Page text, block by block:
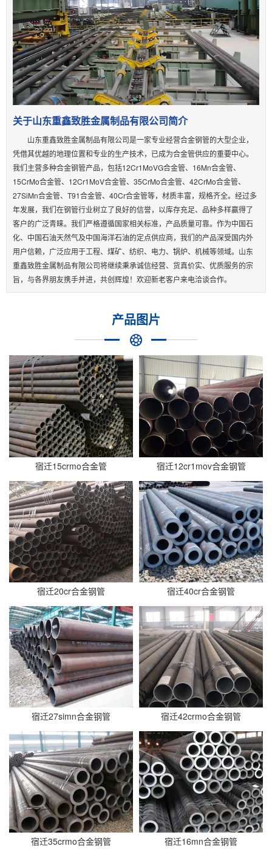
关于山东重鑫致胜金属制品有限公司简介
山东重鑫致胜金属制品有限公司是一家专业经营合金钢管的大型企业，
凭借其优越的地理位置和专业的生产技术，已成为合金管供应的重要中心。
我们主营多种合金钢管产品，包括12Cr1MoVG合金管、16Mn合金管、
15CrMo合金管、12Cr1MoV合金管、35CrMo合金管、42CrMo合金管、
27SiMn合金管、T91合金管、40Cr合金管等，材质丰富，规格齐全。经过多
年发展，我们在钢管行业树立了良好的信誉，以库存充足、品种多样赢得了
客户的广泛青睐。我们严格遵循国家相关标准，产品质量可靠。作为中国石
化、中国石油天然气及中国海洋石油的定点供应商，我们的产品深受国内外
用户信赖，广泛应用于工程、煤矿、纺织、电力、锅炉、机械等领域。山东
重鑫致胜金属制品有限公司将继续秉承诚信经营、货真价实、优质服务的宗
旨，与各界朋友携手并进，共创辉煌！欢迎新老客户来电洽谈合作。
产品图片
宿迁15crmo合金管 宿迁12cr1mov合金钢管
宿迁20cr合金钢管 宿迁40cr合金钢管
宿迁27simn合金钢管 宿迁42crmo合金钢管
宿迁35crmo合金钢管 宿迁16mn合金钢管